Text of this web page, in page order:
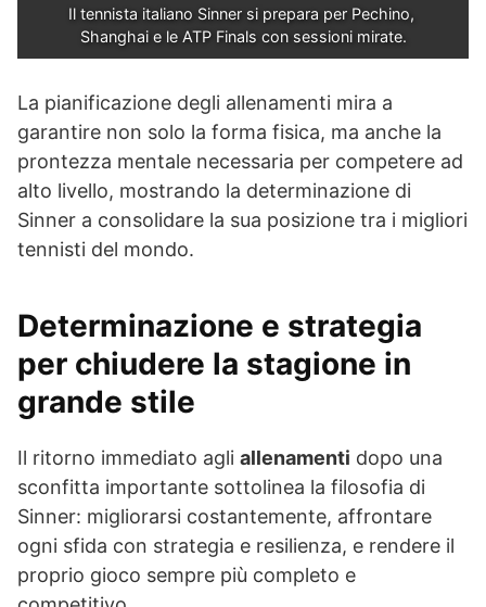
Il tennista italiano Sinner si prepara per Pechino,
Shanghai e le ATP Finals con sessioni mirate.
La pianificazione degli allenamenti mira a
garantire non solo la forma fisica, ma anche la
prontezza mentale necessaria per competere ad
alto livello, mostrando la determinazione di
Sinner a consolidare la sua posizione tra i migliori
tennisti del mondo.
Determinazione e strategia
per chiudere la stagione in
grande stile
Il ritorno immediato agli allenamenti dopo una
sconfitta importante sottolinea la filosofia di
Sinner: migliorarsi costantemente, affrontare
ogni sfida con strategia e resilienza, e rendere il
proprio gioco sempre più completo e